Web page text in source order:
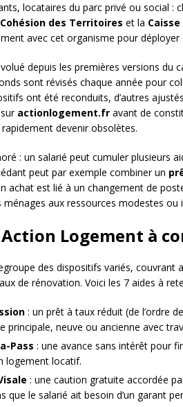
locataires du parc privé ou social :
des Territoires et la
avec cet organisme pour
depuis les premières versions du
sont révisés chaque année pour
ont été reconduits, d’autres
actionlogement.fravant de
devenir obsolètes.
: un salarié peut cumuler plusieurs
peut par exemple combiner un
achat est lié à un changement de
aux ressources modestes ou
Action Logement à
des dispositifs variés, couvrant
de rénovation. Voici les 7 aides à
: un prêt à taux réduit (de l’ordre
principale, neuve ou ancienne avec
Pass : une avance sans intérêt pour
logement locatif.
: une caution gratuite accordée
que le salarié ait besoin d’un garant